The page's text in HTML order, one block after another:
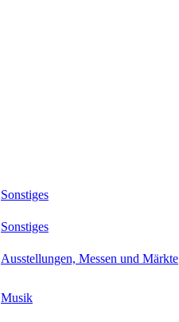
Sonstiges
Sonstiges
Ausstellungen, Messen und Märkte
Musik